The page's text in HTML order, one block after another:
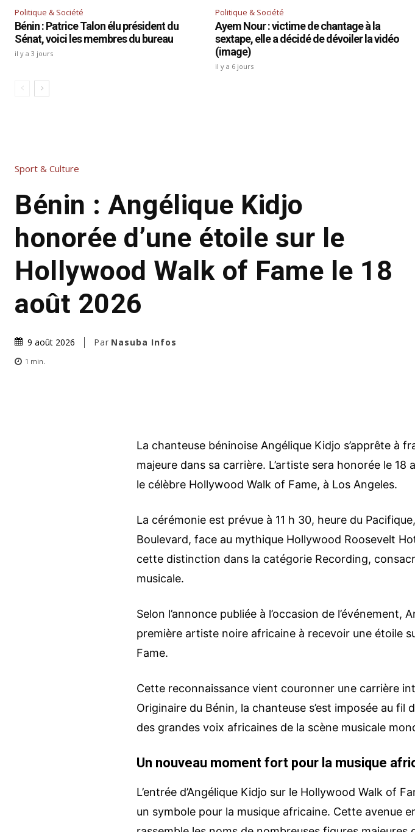
Politique & Société
Bénin : Patrice Talon élu président du
Sénat, voici les membres du bureau
il y a 3 jours
Politique & Société
Ayem Nour : victime de chantage à la
sextape, elle a décidé de dévoiler la vidéo
(image)
il y a 6 jours